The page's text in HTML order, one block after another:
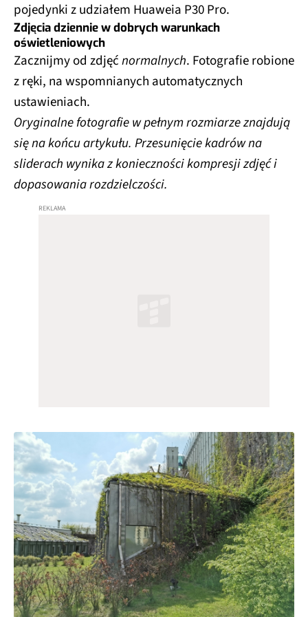
pojedynki z udziałem Huaweia P30 Pro.
Zdjęcia dziennie w dobrych warunkach
oświetleniowych
Zacznijmy od zdjęćnormalnych. Fotografie robione
z ręki, na wspomnianych automatycznych
ustawieniach.
Oryginalne fotografie w pełnym rozmiarze znajdują
się na końcu artykułu. Przesunięcie kadrów na
sliderach wynika z konieczności kompresji zdjęć i
dopasowania rozdzielczości.